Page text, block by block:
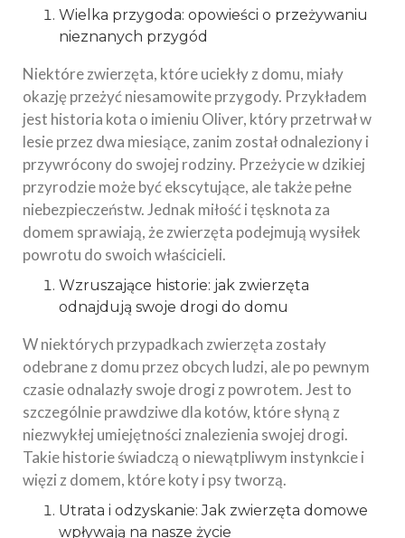
Wielka przygoda: opowieści o przeżywaniu
nieznanych przygód
Niektóre zwierzęta, które uciekły z domu, miały
okazję przeżyć niesamowite przygody. Przykładem
jest historia kota o imieniu Oliver, który przetrwał w
lesie przez dwa miesiące, zanim został odnaleziony i
przywrócony do swojej rodziny. Przeżycie w dzikiej
przyrodzie może być ekscytujące, ale także pełne
niebezpieczeństw. Jednak miłość i tęsknota za
domem sprawiają, że zwierzęta podejmują wysiłek
powrotu do swoich właścicieli.
Wzruszające historie: jak zwierzęta
odnajdują swoje drogi do domu
W niektórych przypadkach zwierzęta zostały
odebrane z domu przez obcych ludzi, ale po pewnym
czasie odnalazły swoje drogi z powrotem. Jest to
szczególnie prawdziwe dla kotów, które słyną z
niezwykłej umiejętności znalezienia swojej drogi.
Takie historie świadczą o niewątpliwym instynkcie i
więzi z domem, które koty i psy tworzą.
Utrata i odzyskanie: Jak zwierzęta domowe
wpływają na nasze życie